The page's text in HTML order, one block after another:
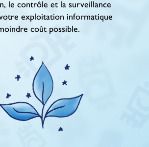
le contrôle et la surveillance
exploitation informatique
coût possible.